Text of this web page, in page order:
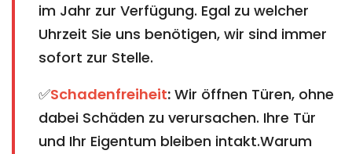
im Jahr zur Verfügung. Egal zu welcher
Uhrzeit Sie uns benötigen, wir sind immer
sofort zur Stelle.
✅Schadenfreiheit: Wir öffnen Türen, ohne
dabei Schäden zu verursachen. Ihre Tür
und Ihr Eigentum bleiben intakt.Warum